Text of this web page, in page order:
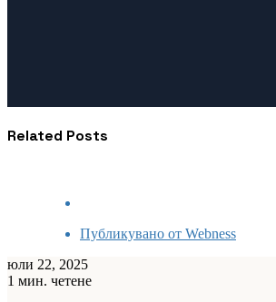
Related Posts
Публикувано от Webness
юли 22, 2025
1 мин. четене